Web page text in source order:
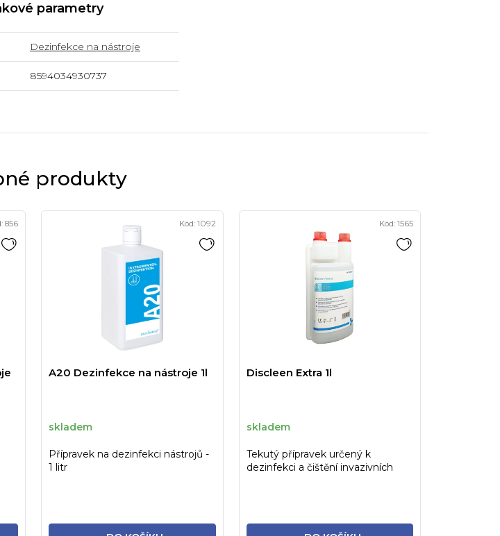
parametry
Dezinfekce na nástroje
8594034930737
produkty
856
A20 Dezinfekce na nástroje 1l
skladem
Přípravek na dezinfekci nástrojů -
1 litr
Kód: 1092
Discleen Extra 1l
skladem
Tekutý přípravek určený k
dezinfekci a čištění invazivních
Kód: 1565